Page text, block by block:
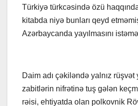
Türkiyə türkcəsində özü
kitabda niyə bunları qeyd
Azərbaycanda yayılmasını
Daim adı çəkiləndə yalnız
zabitlərin nifrətinə tuş gələn
rəisi, ehtiyatda olan polkovnik